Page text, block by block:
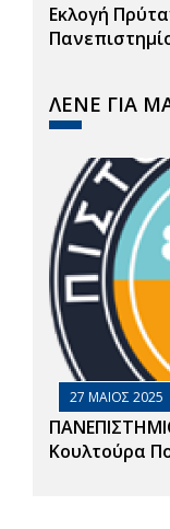
Εκλογή
ΛΕΝΕ ΓΙΑ
27 ΜΑΙΟΣ 2025
Κουλτούρα